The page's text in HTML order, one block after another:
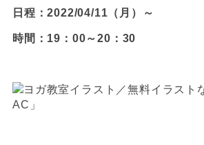
日程：2022/04/11（月）～
時間：19：00～20：30